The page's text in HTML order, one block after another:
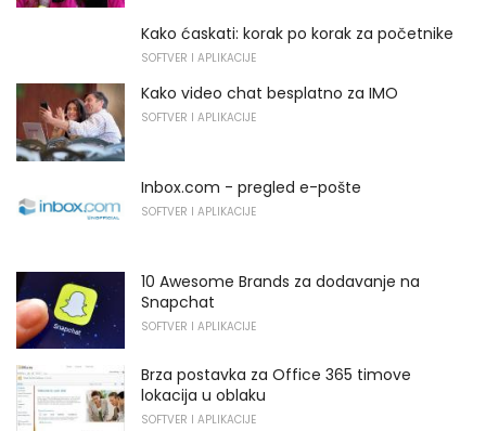
Kako ćaskati: korak po korak za početnike
SOFTVER I APLIKACIJE
Kako video chat besplatno za IMO
SOFTVER I APLIKACIJE
Inbox.com - pregled e-pošte
SOFTVER I APLIKACIJE
10 Awesome Brands za dodavanje na
Snapchat
SOFTVER I APLIKACIJE
Brza postavka za Office 365 timove
lokacija u oblaku
SOFTVER I APLIKACIJE